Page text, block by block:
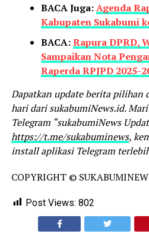
BACA Juga:Agenda
Kabupaten Sukabumi
BACA:Rapura DPRD,
Sampaikan Nota
Raperda RPJPD 2025-
Dapatkan update berita pilihan
hari dari sukabumiNews.id.
Telegram “sukabumiNews
https://t.me/sukabuminews,
install aplikasi Telegram
COPYRIGHT ©
Post Views: 802